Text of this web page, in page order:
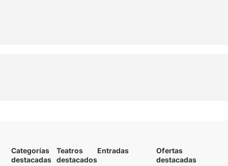
Categorías
destacadas
Teatros
destacados
Entradas
Ofertas
destacadas